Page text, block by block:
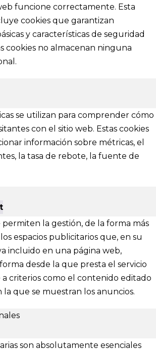
funcione correctamente. Esta
cookies que garantizan
y características de seguridad
cookies no almacenan ninguna
se utilizan para comprender cómo
con el sitio web. Estas cookies
información sobre métricas, el
la tasa de rebote, la fuente de
la gestión, de la forma más
espacios publicitarios que, en su
incluido en una página web,
desde la que presta el servicio
a criterios como el contenido editado
que se muestran los anuncios.
son absolutamente esenciales